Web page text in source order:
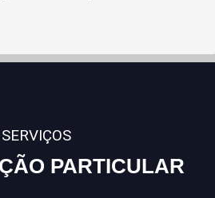
SERVIÇOS
PARTICULAR